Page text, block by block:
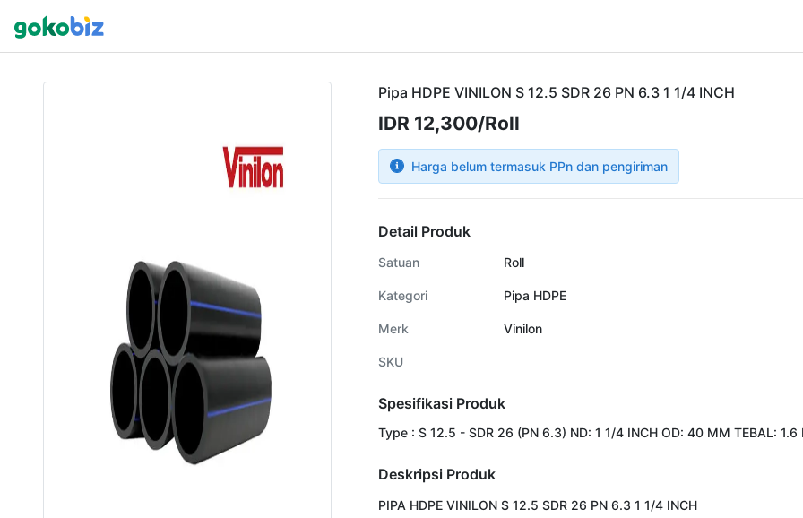
Pipa HDPE VINILON S 12.5 SDR 26 PN 6.3 1 1/4 INCH
IDR 12,300/Roll
Harga belum termasuk PPn dan pengiriman
Detail Produk
Satuan Roll
Kategori Pipa HDPE
Merk Vinilon
SKU
Spesifikasi Produk
Type : S 12.5 - SDR 26 (PN 6.3) ND: 1 1/4 INCH OD: 40 MM TEBAL: 1.6
Deskripsi Produk
PIPA HDPE VINILON S 12.5 SDR 26 PN 6.3 1 1/4 INCH